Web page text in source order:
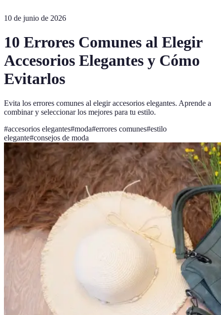
10 de junio de 2026
10 Errores Comunes al Elegir
Accesorios Elegantes y Cómo
Evitarlos
Evita los errores comunes al elegir accesorios elegantes. Aprende a
combinar y seleccionar los mejores para tu estilo.
#accesorios elegantes#moda#errores comunes#estilo
elegante#consejos de moda